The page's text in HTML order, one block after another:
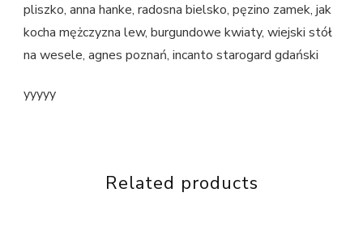
pliszko, anna hanke, radosna bielsko, pęzino zamek, jak
kocha mężczyzna lew, burgundowe kwiaty, wiejski stół
na wesele, agnes poznań, incanto starogard gdański
yyyyy
Related products